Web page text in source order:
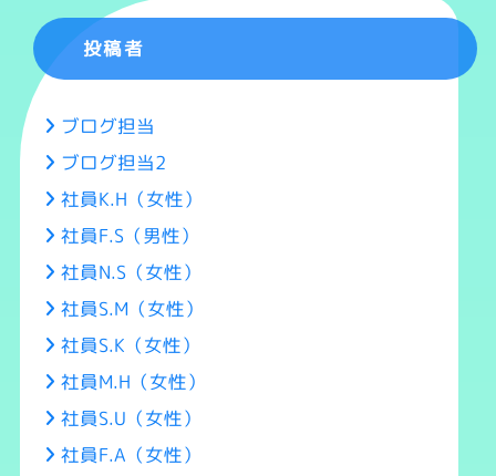
投稿者
ブログ担当
ブログ担当2
社員K.H（女性）
社員F.S（男性）
社員N.S（女性）
社員S.M（女性）
社員S.K（女性）
社員M.H（女性）
社員S.U（女性）
社員F.A（女性）